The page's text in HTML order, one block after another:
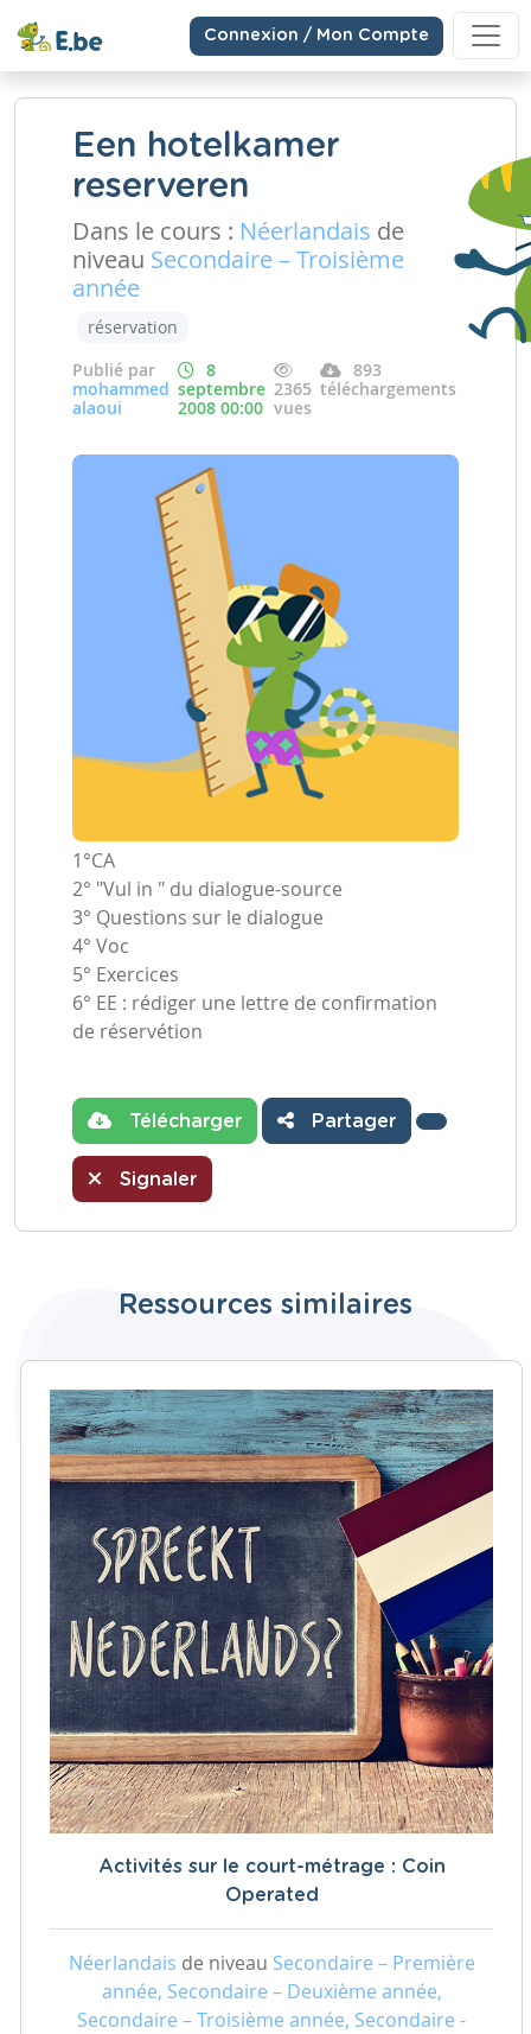
Connexion / Mon Compte
Een hotelkamer
reserveren
Dans le cours : Néerlandais de
niveau Secondaire – Troisième
année
réservation
Publié par
mohammed
alaoui
8
septembre
2008 00:00
2365
vues
893
téléchargements
1°CA
2° "Vul in " du dialogue-source
3° Questions sur le dialogue
4° Voc
5° Exercices
6° EE : rédiger une lettre de confirmation
de réservétion
Télécharger Partager
Signaler
Ressources similaires
Activités sur le court-métrage : Coin
Operated
Néerlandais de niveau Secondaire – Première
année, Secondaire – Deuxième année,
Secondaire – Troisième année, Secondaire -